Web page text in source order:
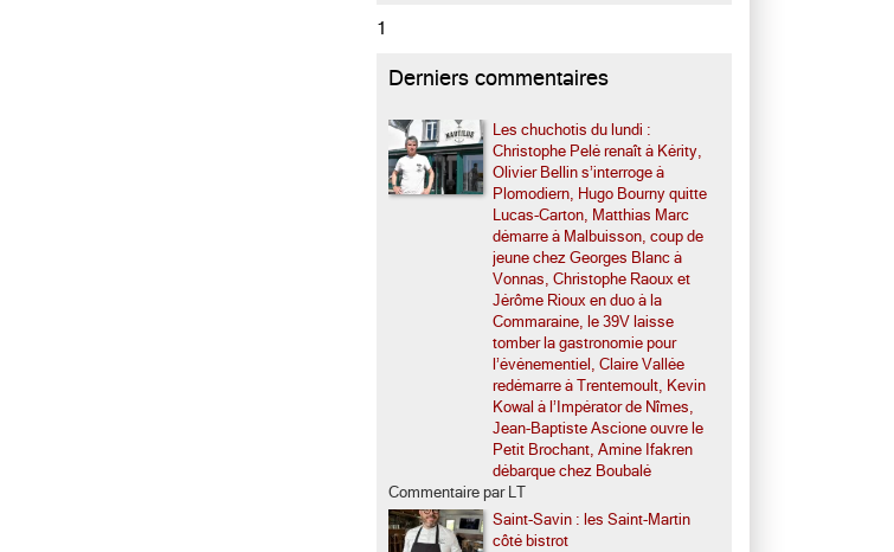
1
Derniers commentaires
Les chuchotis du lundi :
Christophe Pelé renaît à Kérity,
Olivier Bellin s’interroge à
Plomodiern, Hugo Bourny quitte
Lucas-Carton, Matthias Marc
démarre à Malbuisson, coup de
jeune chez Georges Blanc à
Vonnas, Christophe Raoux et
Jérôme Rioux en duo à la
Commaraine, le 39V laisse
tomber la gastronomie pour
l’événementiel, Claire Vallée
redémarre à Trentemoult, Kevin
Kowal à l’Impérator de Nîmes,
Jean-Baptiste Ascione ouvre le
Petit Brochant, Amine Ifakren
débarque chez Boubalé
Commentaire par LT
Saint-Savin : les Saint-Martin
côté bistrot